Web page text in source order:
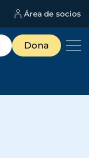
Área de socios
Dona